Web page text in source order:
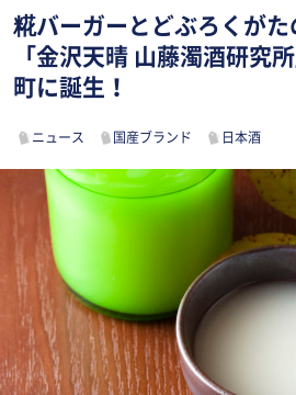
糀バーガーとどぶろくが
「金沢天晴 山藤濁酒研究
町に誕生！
ニュース 国産ブランド 日本酒